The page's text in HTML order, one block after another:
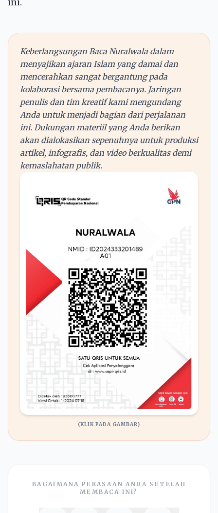
Keberlangsungan Baca Nuralwala dalam
menyajikan ajaran Islam yang damai dan
mencerahkan sangat bergantung pada
kolaborasi bersama pembacanya. Jaringan
penulis dan tim kreatif kami mengundang
Anda untuk menjadi bagian dari perjalanan
ini. Dukungan materiil yang Anda berikan
akan dialokasikan sepenuhnya untuk produksi
artikel, infografis, dan video berkualitas demi
kemaslahatan publik.
(KLIK PADA GAMBAR)
BAGAIMANA PERASAAN ANDA SETELAH
MEMBACA INI?